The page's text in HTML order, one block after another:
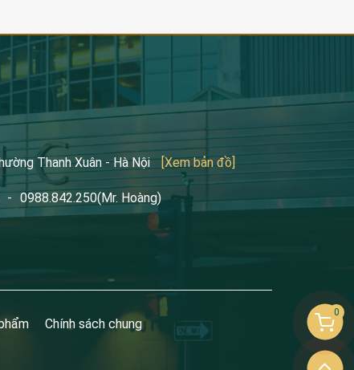
Thanh Xuân - Hà Nội [Xem bản đồ]
- 0988.842.250(Mr. Hoàng)
Chính sách chung
0